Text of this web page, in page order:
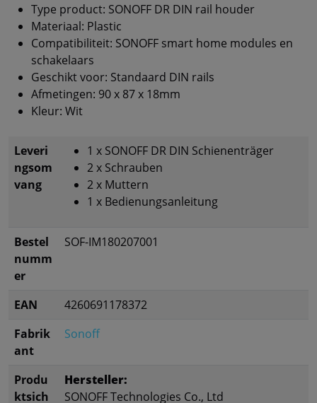
Type product: SONOFF DR DIN rail houder
Materiaal: Plastic
Compatibiliteit: SONOFF smart home modules en
schakelaars
Geschikt voor: Standaard DIN rails
Afmetingen: 90 x 87 x 18mm
Kleur: Wit
Leveri
ngsom
vang
1 x SONOFF DR DIN Schienenträger
2 x Schrauben
2 x Muttern
1 x Bedienungsanleitung
Bestel
numm
er
SOF-IM180207001
EAN
4260691178372
Fabrik
ant
Sonoff
Produ
ktsich
Hersteller:
SONOFF Technologies Co., Ltd